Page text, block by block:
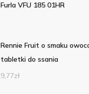
Furla VFU 185 01HR
Rennie Fruit o smaku
tabletki do ssania
9,77zł